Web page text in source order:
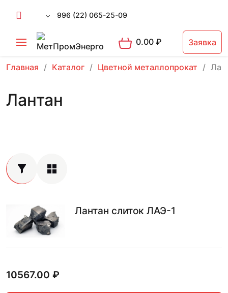
996 (22) 065-25-09
0.00₽ Заявка
Главная Каталог Цветной металлопрокат
Лантан
Лантан слиток ЛАЭ-1
10567.00 ₽